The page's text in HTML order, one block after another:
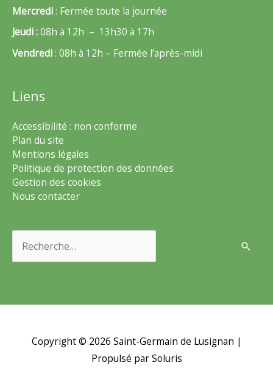
Mercredi: Fermée toute la journée
Jeudi :08h à 12h – 13h30 à 17h
Vendredi: 08h à 12h – Fermée l’après-midi
Liens
Accessibilité : non conforme
Plan du site
Mentions légales
Politique de protection des données
Gestion des cookies
Nous contacter
Copyright © 2026 Saint-Germain de Lusignan |
Propulsé par Soluris